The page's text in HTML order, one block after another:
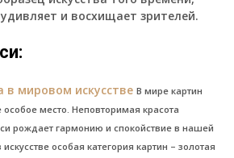
и восхищает зрителей.
в мировом искусстве В мире картин
особое место. Неповторимая красота
рождает гармонию и спокойствие в нашей
особая категория картин – золотая